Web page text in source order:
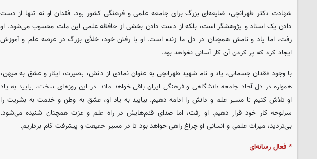
شهادت دکتر طهرانچی، ضایعه‌ای بزرگ برای جامعه علمی و فرهنگی کشور بود. فقدان او نه تنها از دست
دادن یک استاد و پژوهشگر است، بلکه از دست دادن بخشی از حافظه علمی این ملت محسوب می‌شود. او
رفت، اما یاد و نامش همچنان در دل ما زنده است. او با رفتن خود، خلأی بزرگ در عرصه علم و آموزش
ایجاد کرد که پر کردن آن کار آسانی نخواهد بود.
با وجود فقدان جسمانی، یاد و نام شهید طهرانچی به عنوان نمادی از دانش، بصیرت، ایثار و عشق به میهن،
همواره در دل آحاد جامعه دانشگاهی و فرهنگی ایران باقی خواهد ماند. در این روزهای سخت، بیایید به یاد
او تلاش کنیم تا مسیر علم و دانش را ادامه دهیم. بیایید به یاد او، عشق به وطن و خدمت به بشریت را
سرلوحه کار خود قرار دهیم. او رفت، اما صدای قدم‌هایش در راه علم و عزت همچنان شنیده می‌شود.
بی‌تردید، میراث علمی و انسانی او چراغ راهی خواهد بود تا در مسیر حقیقت و پیشرفت گام برداریم.
* فعال رسانه‌ای